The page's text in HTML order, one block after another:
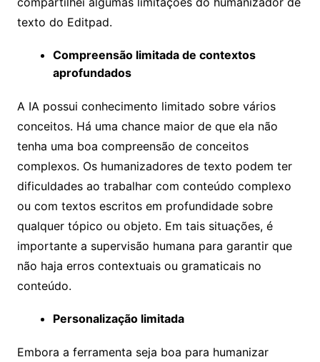
texto do Editpad.
Compreensão limitada de contextos
aprofundados
A IA possui conhecimento limitado sobre vários
conceitos. Há uma chance maior de que ela não
tenha uma boa compreensão de conceitos
complexos. Os humanizadores de texto podem ter
dificuldades ao trabalhar com conteúdo complexo
ou com textos escritos em profundidade sobre
qualquer tópico ou objeto. Em tais situações, é
importante a supervisão humana para garantir que
não haja erros contextuais ou gramaticais no
conteúdo.
Personalização limitada
Embora a ferramenta seja boa para humanizar